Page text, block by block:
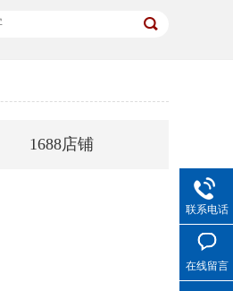
1688店铺
联系电话
在线留言